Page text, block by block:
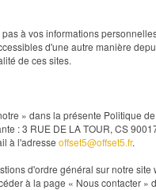
à vos informations
d'une autre manière
de ces sites.
» dans la présente Politique
: 3 RUE DE LA TOUR, CS
à l'adresse offset5@offset5.fr.
d'ordre général sur notre
à la page « Nous contacter »